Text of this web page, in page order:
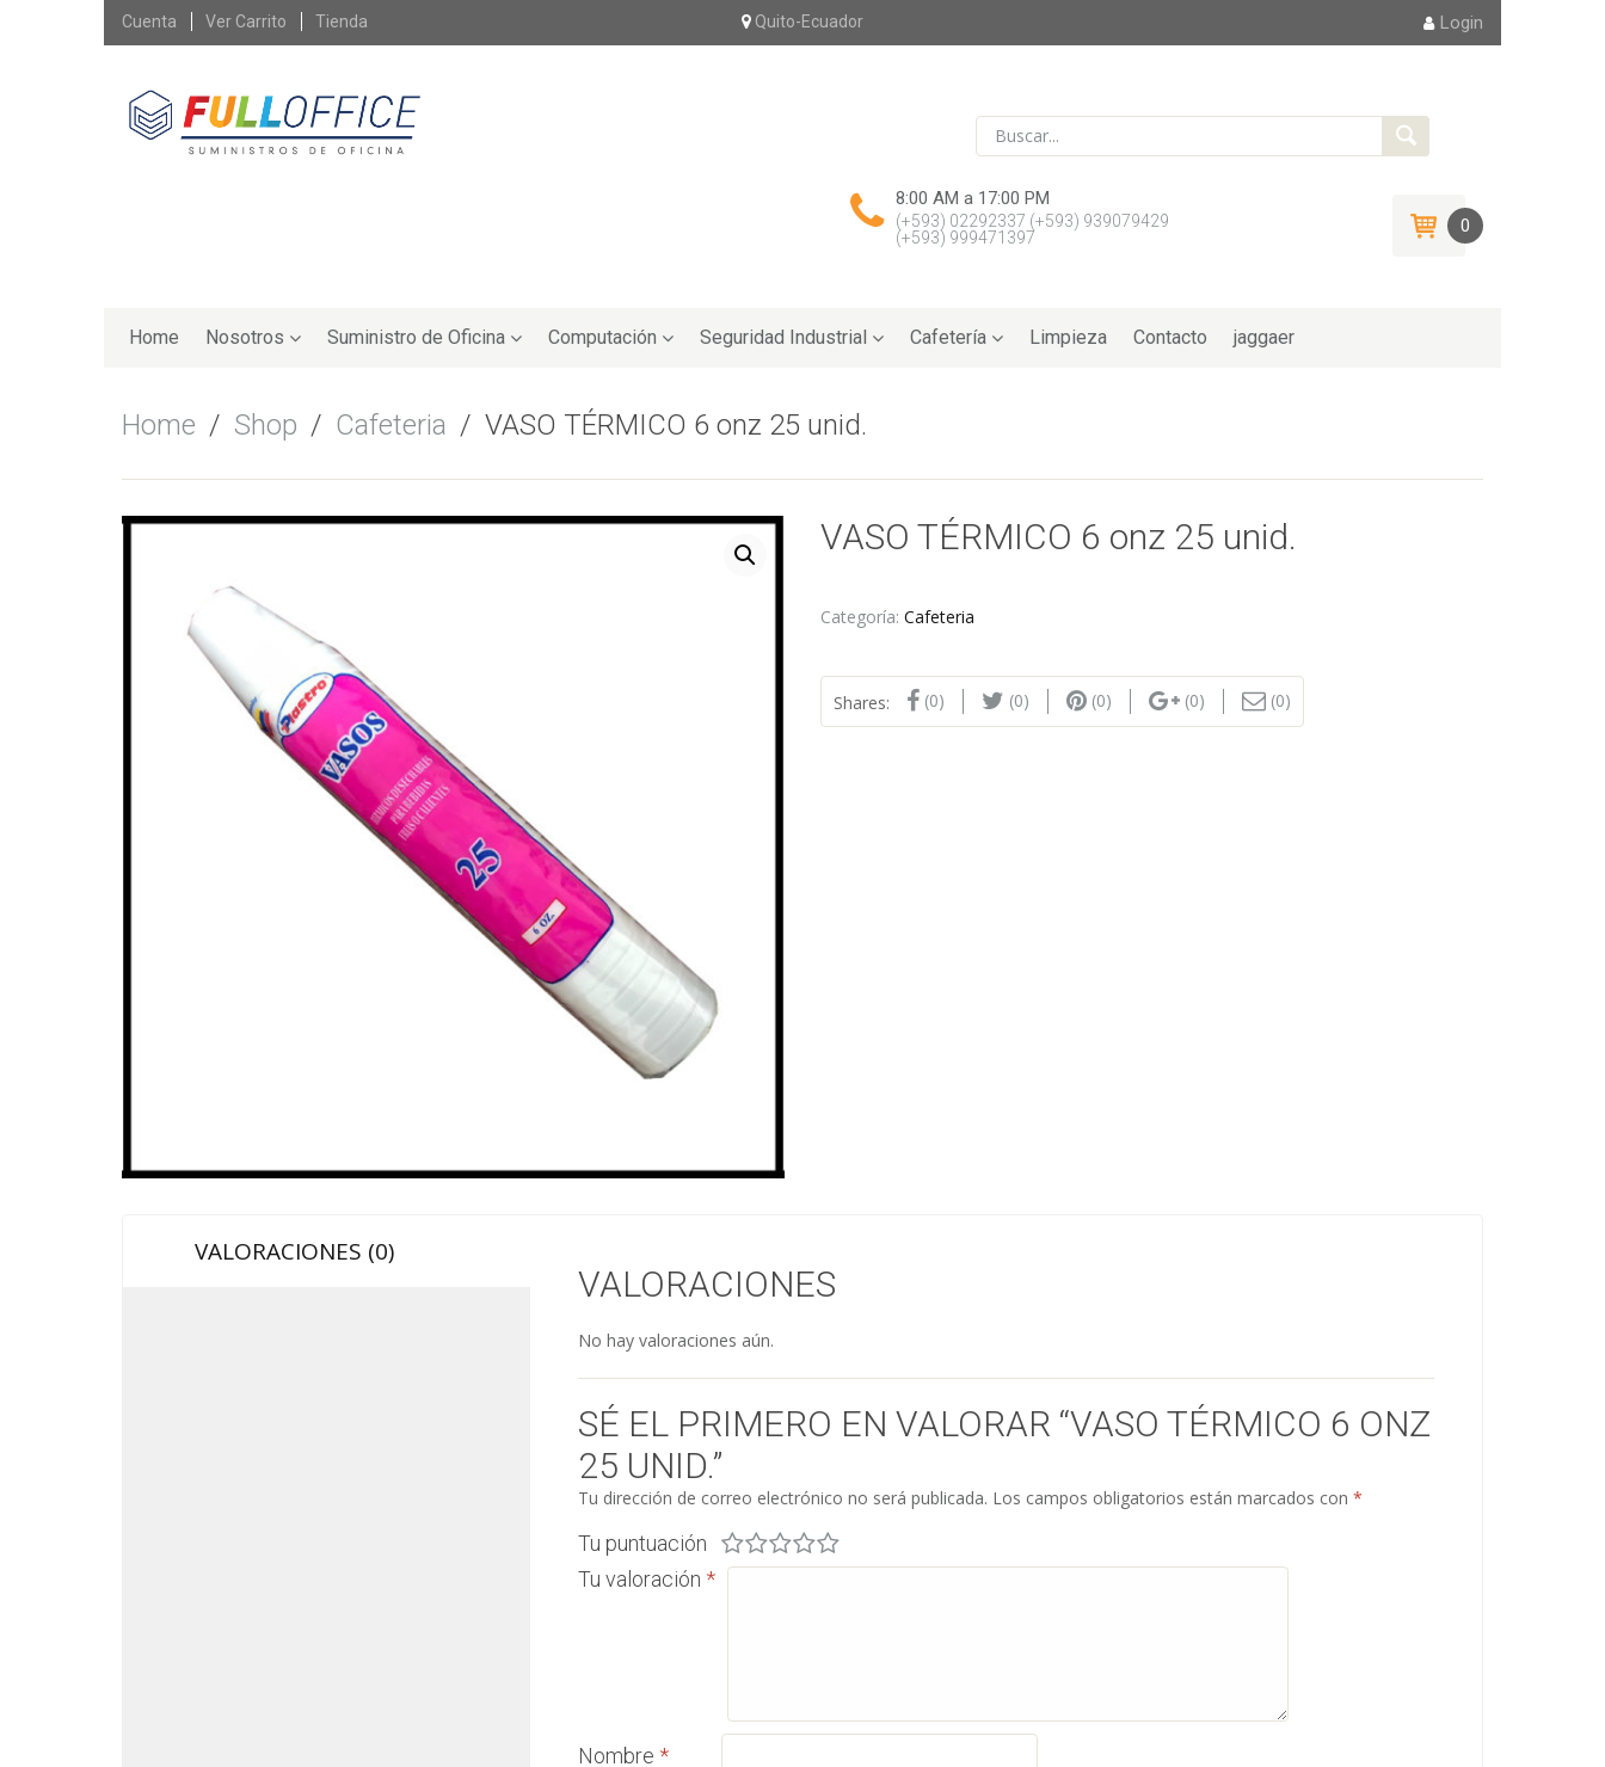
Skip
Cuenta Ver Carrito Tienda Quito-Ecuador Login
8:00 AM a 17:00 PM
(+593) 02292337 (+593) 939079429
(+593) 999471397
0
to
Home Nosotros Suministro de Oficina Computación Seguridad Industrial Cafetería Limpieza Contacto jaggaer
Home / Shop / Cafeteria / VASO TÉRMICO 6 onz 25 unid.
VASO TÉRMICO 6 onz 25 unid.
Categoría: Cafeteria
Shares: (0) (0) (0) (0) (0)
VALORACIONES (0)
VALORACIONES
No hay valoraciones aún.
SÉ EL PRIMERO EN VALORAR “VASO TÉRMICO 6 ONZ
25 UNID.”
Tu dirección de correo electrónico no será publicada. Los campos obligatorios están marcados con*
Tu puntuación
Tu valoración*
Nombre*